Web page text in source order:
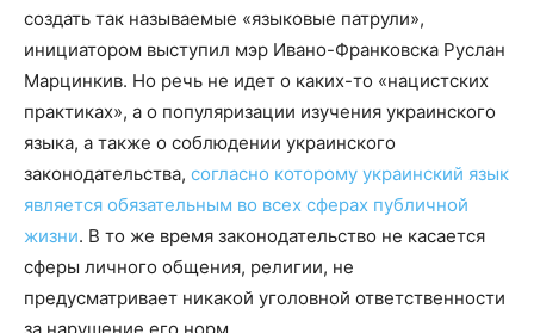
создать так называемые «языковые патрули»,
инициатором выступил мэр Ивано-Франковска Руслан
Марцинкив. Но речь не идет о каких-то «нацистских
практиках», а о популяризации изучения украинского
языка, а также о соблюдении украинского
законодательства, согласно которому украинский язык
является обязательным во всех сферах публичной
жизни. В то же время законодательство не касается
сферы личного общения, религии, не
предусматривает никакой уголовной ответственности